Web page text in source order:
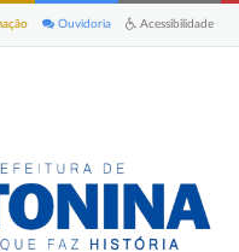
Acessibilidade
Ouvidoria